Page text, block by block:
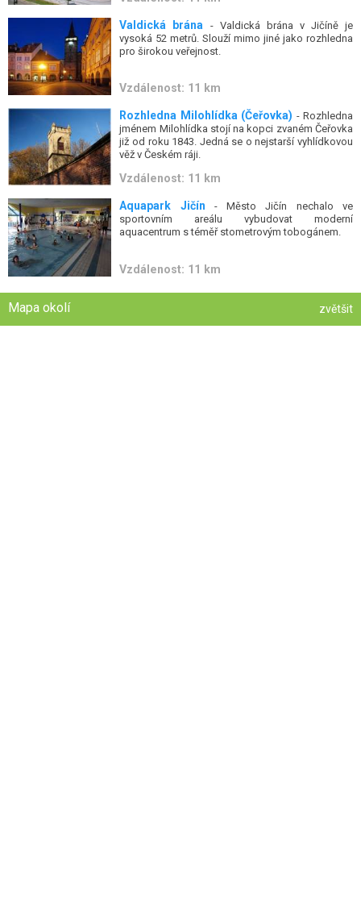
Valdická brána - Valdická brána v Jičíně je
vysoká 52 metrů. Slouží mimo jiné jako rozhledna
pro širokou veřejnost.
Vzdálenost: 11 km
Rozhledna Milohlídka (Čeřovka) - Rozhledna
jménem Milohlídka stojí na kopci zvaném Čeřovka
již od roku 1843. Jedná se o nejstarší vyhlídkovou
věž v Českém ráji.
Vzdálenost: 11 km
Aquapark Jičín - Město Jičín nechalo ve
sportovním areálu vybudovat moderní
aquacentrum s téměř stometrovým tobogánem.
Vzdálenost: 11 km
Mapa okolí zvětšit